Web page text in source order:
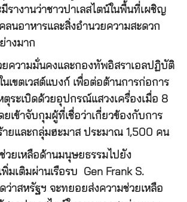
รางานว่าชาวปาเลสไตน์ในพื้นที่เผชิญ
ลนอาหารและสิ่งอำนวยความสะดวก
างมาก
ยความมั่นคงและกองทัพอิสราเอลปฏิบัติ
นเขตเวสต์แบงก์ เพื่อต่อต้านการก่อการ
ตุระเบิดด้วยอุปกรณ์แสวงเครื่องเมื่อ 8
เข้าจับกุมผู้ที่เชื่อว่าเกี่ยวข้องกับการ
ายและกลุ่มฮะมาส ประมาณ 1,500 คน
วยเหลือด้านมนุษยธรรมไปยัง
มเติมผ่านเรือรบ Gen Frank S.
ว่าสหรัฐฯ จะทยอยส่งความช่วยเหลือ